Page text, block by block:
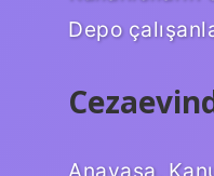
Depo
Anayasa,